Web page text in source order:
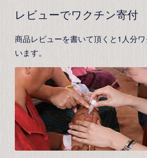
レビューでワクチン寄付
商品レビューを書いて頂くと1人分
います。